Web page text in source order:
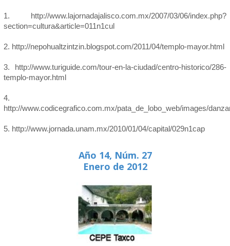
1. http://www.lajornadajalisco.com.mx/2007/03/06/index.php?
section=cultura&article=011n1cul
2. http://nepohualtzintzin.blogspot.com/2011/04/templo-mayor.html
3. http://www.turiguide.com/tour-en-la-ciudad/centro-historico/286-
templo-mayor.html
4.
http://www.codicegrafico.com.mx/pata_de_lobo_web/images/
5. http://www.jornada.unam.mx/2010/01/04/capital/029n1cap
Año 14, Núm. 27
Enero de 2012